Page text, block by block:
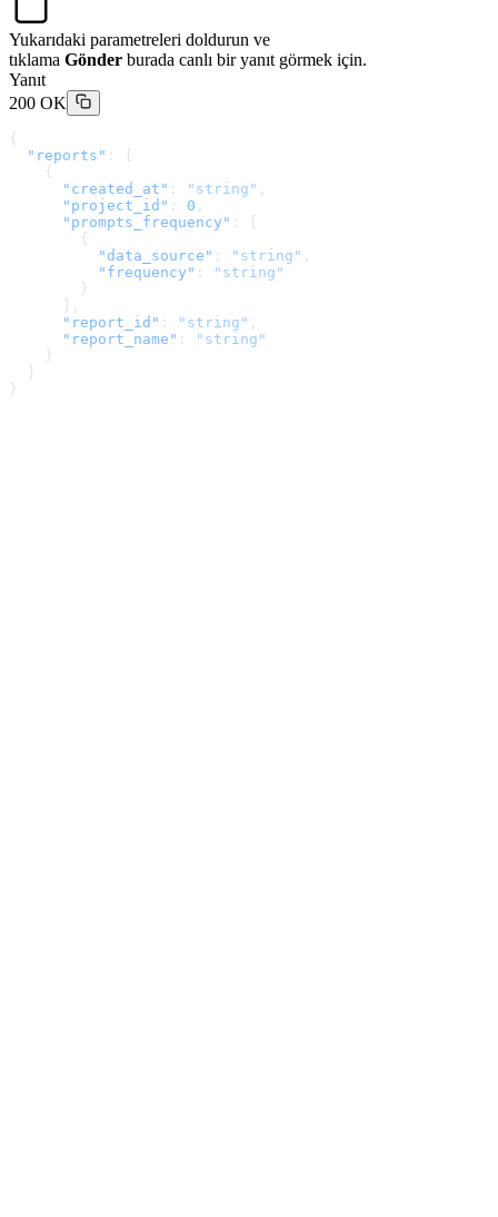
Yukarıdaki parametreleri doldurun ve
tıklama Gönder burada canlı bir yanıt görmek için.
Yanıt
200 OK
{
  "reports"
: [
    {
      "created_at"
: "string" ,
      "project_id"
: 0 ,
      "prompts_frequency"
: [
        {
          "data_source"
: "string" ,
          "frequency"
:
"string"
        }
      ],
      "report_id"
: "string" ,
      "report_name"
:
"string"
    }
}